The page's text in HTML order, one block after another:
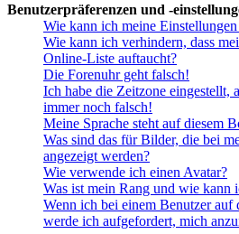
Benutzerpräferenzen und -
Wie kann ich meine Einstellungen
Wie kann ich verhindern, dass
Online-Liste auftaucht?
Die Forenuhr geht falsch!
Ich habe die Zeitzone eingestellt,
immer noch falsch!
Meine Sprache steht auf diesem
Was sind das für Bilder, die bei
angezeigt werden?
Wie verwende ich einen Avatar?
Was ist mein Rang und wie kann
Wenn ich bei einem Benutzer
werde ich aufgefordert, mich